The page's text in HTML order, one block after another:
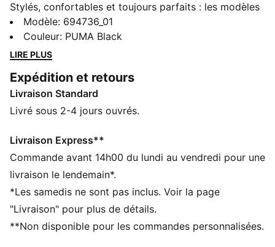
Stylés, confortables et toujours parfaits : les modèles
PUMA Essentials sont les incontournables du vestiaire
sportswear. Ce pantalon transpose le confort
athlétique dans les mouvements du quotidien des
confortable. Parfait pour l'école, le week-end ou les
moments de pause.
CARACTÉRISTIQUES + AVANTAGES
recyclés
DÉTAILS
Conçu pour : compléter tes tenues de tous les jours
Longueur : régulière
Ourlets fermés
Matière principale : polaire
Modèle: 694736_01
Couleur: PUMA Black
LIRE PLUS
Expédition et retours
Livraison Standard
Livré sous 2-4 jours ouvrés.
Livraison Express**
Commande avant 14h00 du lundi au vendredi pour une
livraison le lendemain*.
*Les samedis ne sont pas inclus. Voir la page
"Livraison" pour plus de détails.
**Non disponible pour les commandes personnalisées.